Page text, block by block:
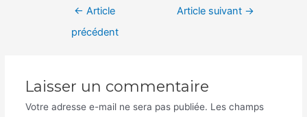
Navigation← Article
précédent
Article suivant →
Laisser un commentaire
Votre adresse e-mail ne sera pas publiée. Les champs